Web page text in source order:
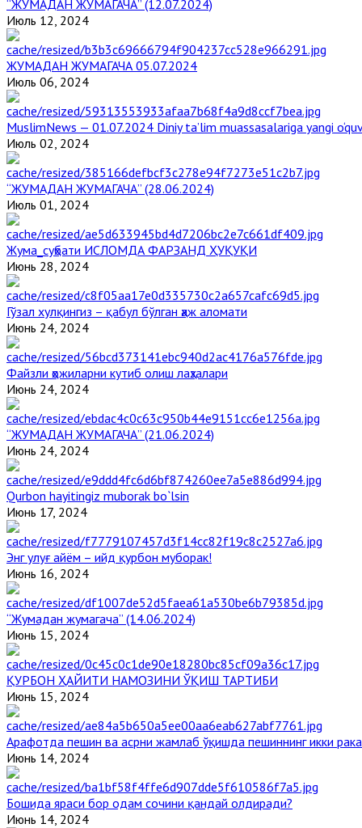
“ЖУМАДАН ЖУМАГАЧА” (12.07.2024)
Июль 12, 2024
ЖУМАДАН ЖУМАГАЧА 05.07.2024
Июль 06, 2024
MuslimNews — 01.07.2024 Diniy ta’lim muassasalariga yangi
Июль 02, 2024
“ЖУМАДАН ЖУМАГАЧА” (28.06.2024)
Июль 01, 2024
Жума_суҳбати ИСЛОМДА ФАРЗАНД ҲУҚУҚИ
Июнь 28, 2024
Гўзал хулқингиз – қабул бўлган ҳаж аломати
Июнь 24, 2024
Файзли ҳожиларни кутиб олиш лаҳзалари
Июнь 24, 2024
“ЖУМАДАН ЖУМАГАЧА” (21.06.2024)
Июнь 24, 2024
Qurbon hayitingiz muborak bo`lsin
Июнь 17, 2024
Энг улуғ айём – ийд қурбон муборак!
Июнь 16, 2024
“Жумадан жумагача” (14.06.2024)
Июнь 15, 2024
ҚУРБОН ҲАЙИТИ НАМОЗИНИ ЎҚИШ ТАРТИБИ
Июнь 15, 2024
Арафотда пешин ва асрни жамлаб ўқишда пешиннинг икки
Июнь 14, 2024
Бошида яраси бор одам сочини қандай олдиради?
Июнь 14, 2024